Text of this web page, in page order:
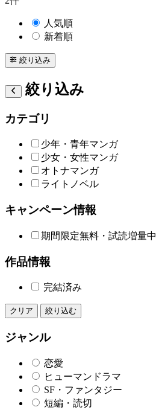
人気順
新着順
絞り込み
絞り込み
カテゴリ
少年・青年マンガ
少女・女性マンガ
オトナマンガ
ライトノベル
キャンペーン情報
期間限定無料・試読増量中
作品情報
完結済み
クリア 絞り込む
ジャンル
恋愛
ヒューマンドラマ
SF・ファンタジー
短編・読切